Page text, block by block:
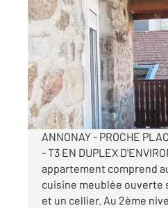
ANNONAY 07
54 m2, 3 pièces
Ref : 5298
Appartement T3 à
490 €
par mois charges comprises
ANNONAY - PROCHE
- T3 EN DUPLEX
appartement comprend
cuisine meublée ouverte
et un cellier. Au 2ème